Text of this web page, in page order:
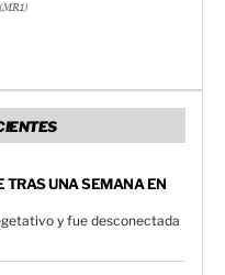
TRAS UNA SEMANA EN
y fue desconectada